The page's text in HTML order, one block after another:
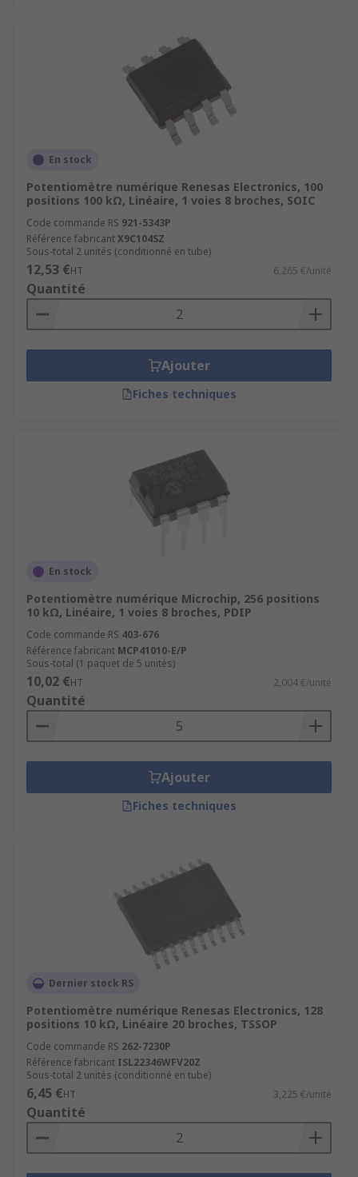
En stock
Potentiomètre numérique Renesas Electronics, 100
positions 100 kΩ, Linéaire, 1 voies 8 broches, SOIC
Code commande RS 921-5343P
Référence fabricantX9C104SZ
Sous-total 2 unités (conditionné en tube)
12,53 €HT 6,265 €/unité
Quantité
Ajouter
Fiches techniques
En stock
Potentiomètre numérique Microchip, 256 positions
10 kΩ, Linéaire, 1 voies 8 broches, PDIP
Code commande RS 403-676
Référence fabricant MCP41010-E/P
Sous-total (1 paquet de 5 unités)
10,02 €HT 2,004 €/unité
Quantité
Ajouter
Fiches techniques
Dernier stock RS
Potentiomètre numérique Renesas Electronics, 128
positions 10 kΩ, Linéaire 20 broches, TSSOP
Code commande RS 262-7230P
Référence fabricant ISL22346WFV20Z
Sous-total 2 unités (conditionné en tube)
6,45 €HT 3,225 €/unité
Quantité